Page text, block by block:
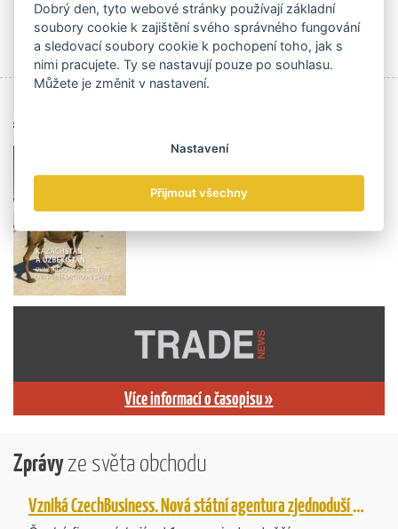
českých firem a budování značky České republiky jako země
kvalitního průmyslového designu, technologického know-how a
inovativního podnikání.
Archiv čísel
Více informací o časopisu »
Zprávyze světa obchodu
Vzniká CzechBusiness. Nová státní agentura zjednoduší podporu českých firem
Dobrý den, tyto webové stránky používají základní
soubory cookie k zajištění svého správného fungování
a sledovací soubory cookie k pochopení toho, jak s
nimi pracujete. Ty se nastavují pouze po souhlasu.
Můžete je změnit v nastavení.
Nastavení
Přijmout všechny